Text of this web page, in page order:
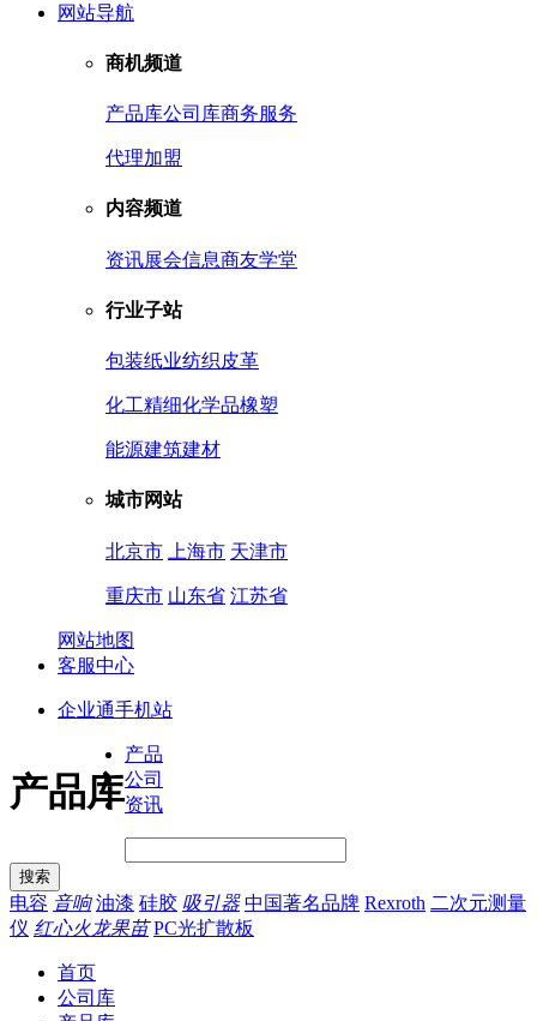
网站导航
商机频道
产品库公司库商务服务
代理加盟
内容频道
资讯展会信息商友学堂
行业子站
包装纸业纺织皮革
化工精细化学品橡塑
能源建筑建材
城市网站
北京市 上海市 天津市
重庆市 山东省 江苏省
网站地图
客服中心
企业通手机站
产品库
产品
公司
资讯
电容 音响 油漆 硅胶 吸引器 中国著名品牌 Rexroth 二次元测量
仪 红心火龙果苗 PC光扩散板
首页
公司库